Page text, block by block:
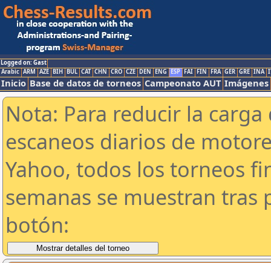
Logged on: Gast
Arabic ARM AZE BIH BUL CAT CHN CRO CZE DEN ENG ESP FAI FIN FRA GER GRE INA
Inicio Base de datos de torneos Campeonato AUT Imágenes
Nota: Para reducir la
escaneos diarios de
Yahoo, todos los torneos
semanas se muestran tras
botón: